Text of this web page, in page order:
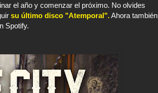
el año y comenzar el próximo. No olvides
su último disco "Atemporal".Ahora también
Spotify.